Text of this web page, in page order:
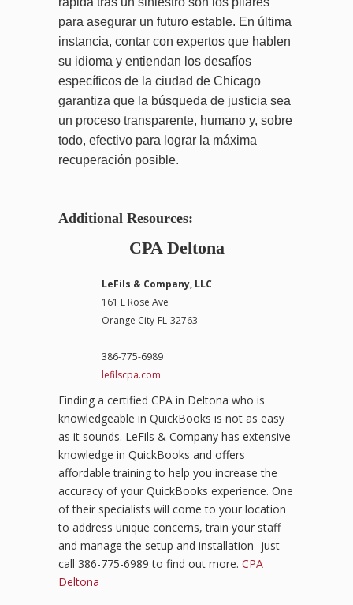
para asegurar un futuro estable. En última
instancia, contar con expertos que hablen
su idioma y entiendan los desafíos
específicos de la ciudad de Chicago
garantiza que la búsqueda de justicia sea
un proceso transparente, humano y, sobre
todo, efectivo para lograr la máxima
recuperación posible.
Additional Resources:
CPA Deltona
LeFils & Company, LLC
161 E Rose Ave
Orange City FL 32763
386-775-6989
lefilscpa.com
Finding a certified CPA in Deltona who is
knowledgeable in QuickBooks is not as easy
as it sounds. LeFils & Company has extensive
knowledge in QuickBooks and offers
affordable training to help you increase the
accuracy of your QuickBooks experience. One
of their specialists will come to your location
to address unique concerns, train your staff
and manage the setup and installation- just
call 386-775-6989 to find out more. CPA
Deltona